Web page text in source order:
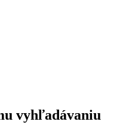
vyhľadávaniu